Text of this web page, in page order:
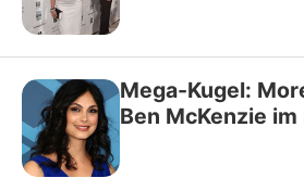
Mega-Kugel:
Ben McKenzie